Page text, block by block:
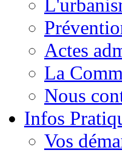
Actes
La
Nous
Infos
Vos